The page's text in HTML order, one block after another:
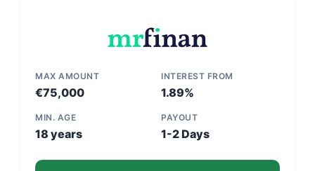
MAX AMOUNT
€75,000
INTEREST FROM
1.89%
MIN. AGE
18 years
PAYOUT
1-2 Days